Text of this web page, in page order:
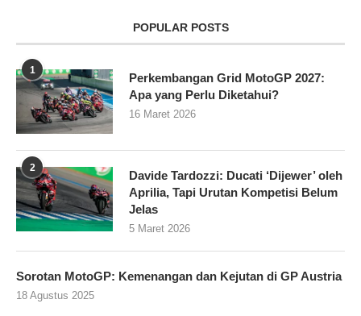
POPULAR POSTS
1
Perkembangan Grid MotoGP 2027:
Apa yang Perlu Diketahui?
16 Maret 2026
2
Davide Tardozzi: Ducati ‘Dijewer’ oleh
Aprilia, Tapi Urutan Kompetisi Belum
Jelas
5 Maret 2026
Sorotan MotoGP: Kemenangan dan Kejutan di GP Austria
18 Agustus 2025